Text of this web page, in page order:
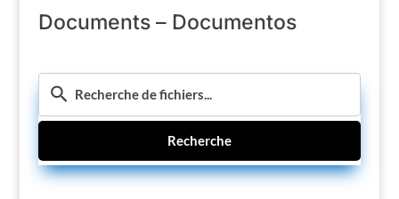
Documents – Documentos
Recherche